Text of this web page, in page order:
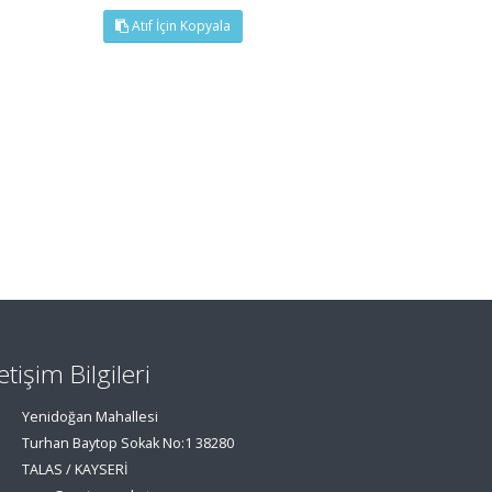
Atıf İçin Kopyala
Bilgileri
Yenidoğan Mahallesi
Turhan Baytop Sokak No:1 38280
TALAS / KAYSERİ